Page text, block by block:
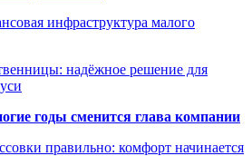
инфраструктура малого
надёжное решение для
годы сменится глава компании
правильно: комфорт начинается